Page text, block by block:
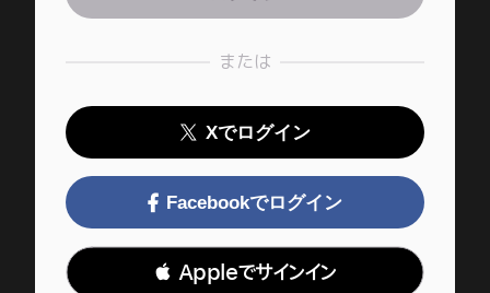
または
Xでログイン
Facebookでログイン
 Appleでサインイン